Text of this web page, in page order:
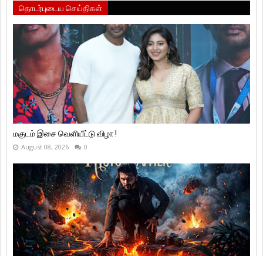
தொடர்புடைய செய்திகள்
மகுடம் இசை வெளியீட்டு விழா !
August 08, 2026 0